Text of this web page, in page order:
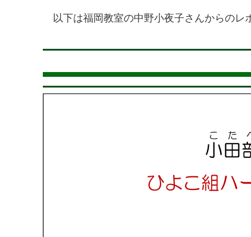
以下は福岡教室の中野小夜子さんからのレ